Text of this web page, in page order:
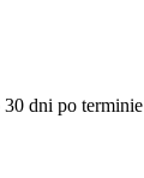
30 dni po terminie